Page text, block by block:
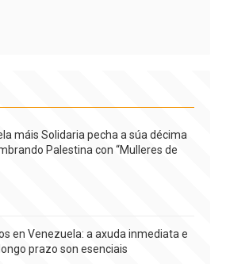
máis Solidaria pecha a súa décima
Palestina con “Mulleres de
en Venezuela: a axuda inmediata e
prazo son esenciais